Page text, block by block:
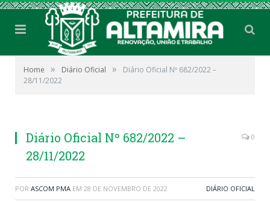
Home » Diário Oficial »
Diário Oficial Nº 682/2022 –
28/11/2022
Diário Oficial Nº 682/2022 –
28/11/2022
0
POR ASCOM PMA EM 28 DE NOVEMBRO DE 2022 DIÁRIO OFICIAL